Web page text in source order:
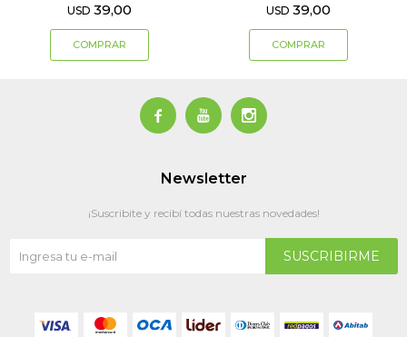
USD 39,00 USD 39,00
  
Newsletter
¡Suscribite y recibí todas nuestras novedades!
SUSCRIBIRME